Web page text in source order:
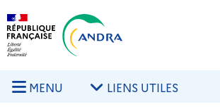
Aller au contenu principal
MENU LIENS UTILES